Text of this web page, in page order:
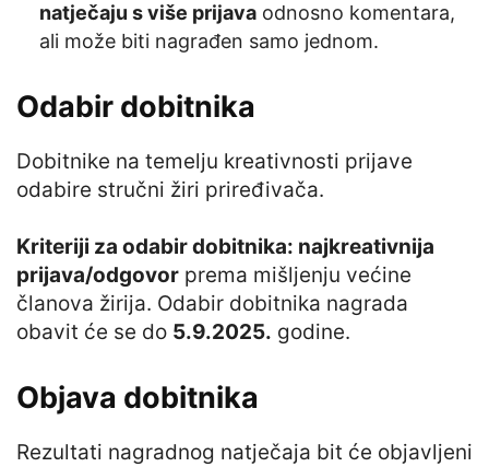
natječaju s više prijava odnosno komentara,
ali može biti nagrađen samo jednom.
Odabir dobitnika
Dobitnike na temelju kreativnosti prijave
odabire stručni žiri priređivača.
Kriteriji za odabir dobitnika: najkreativnija
prijava/odgovor prema mišljenju većine
članova žirija. Odabir dobitnika nagrada
obavit će se do 5.9.2025. godine.
Objava dobitnika
Rezultati nagradnog natječaja bit će objavljeni